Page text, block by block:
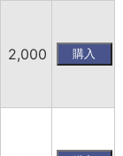
2,000